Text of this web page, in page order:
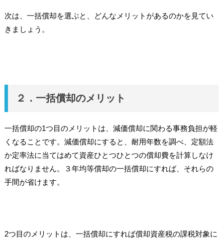
次は、一括償却を選ぶと、どんなメリットがあるのかを見てい
きましょう。
２．一括償却のメリット
一括償却の1つ目のメリットは、減価償却に関わる事務負担が軽
くなることです。減価償却にすると、耐用年数を調べ、定額法
か定率法に当てはめて資産ひとつひとつの償却費を計算しなけ
ればなりません。３年均等償却の一括償却にすれば、それらの
手間が省けます。
2つ目のメリットは、一括償却にすれば償却資産税の課税対象に